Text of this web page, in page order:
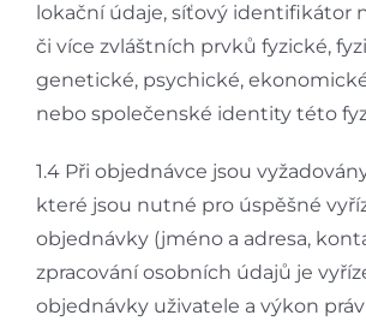
lokační údaje, síťový identifikátor
či více zvláštních prvků fyzické,
genetické, psychické,
nebo společenské identity této
1.4 Při objednávce jsou
které jsou nutné pro úspěšné
objednávky (jméno a adresa,
zpracování osobních údajů je
objednávky uživatele a výkon